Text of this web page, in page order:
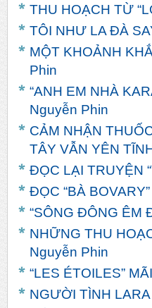
THU HOẠCH TỪ
TÔI NHƯ LA ĐÀ
MỘT KHOẢNH
Phin
“ANH EM NHÀ
Nguyễn Phin
CẢM NHẬN
TÂY VẪN YÊN
ĐỌC LẠI TRUYỆN
ĐỌC “BÀ
“SÔNG ĐÔNG ÊM
NHỮNG THU
Nguyễn Phin
“LES ÉTOILES”
NGƯỜI TÌNH